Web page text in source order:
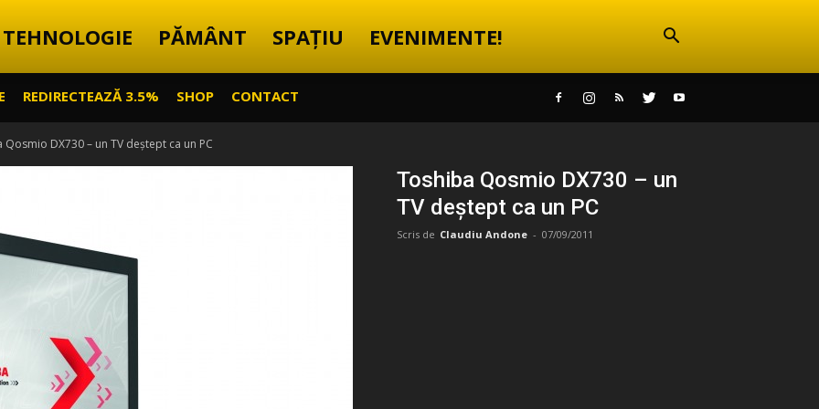
TEHNOLOGIE PĂMÂNT SPAȚIU EVENIMENTE!
REDIRECTEAZĂ 3.5% SHOP CONTACT
Qosmio DX730 – un TV deștept ca un PC
Toshiba Qosmio DX730 – un
TV deștept ca un PC
Scris de Claudiu Andone - 07/09/2011